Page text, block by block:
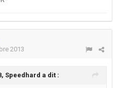
2013
Speedhard a dit :